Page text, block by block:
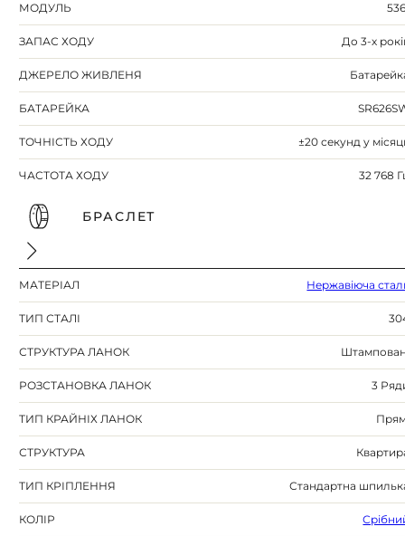
МОДУЛЬ
ЗАПАС ХОДУ До 3-х
ДЖЕРЕЛО ЖИВЛЕНЯ
БАТАРЕЙКА
ТОЧНІСТЬ ХОДУ ±20 секунд у
ЧАСТОТА ХОДУ 32 768
БРАСЛЕТ
МАТЕРІАЛ Нержавіюча
ТИП СТАЛІ
СТРУКТУРА ЛАНОК
РОЗСТАНОВКА ЛАНОК 3
ТИП КРАЙНІХ ЛАНОК
СТРУКТУРА
ТИП КРІПЛЕННЯ Стандартна
КОЛІР